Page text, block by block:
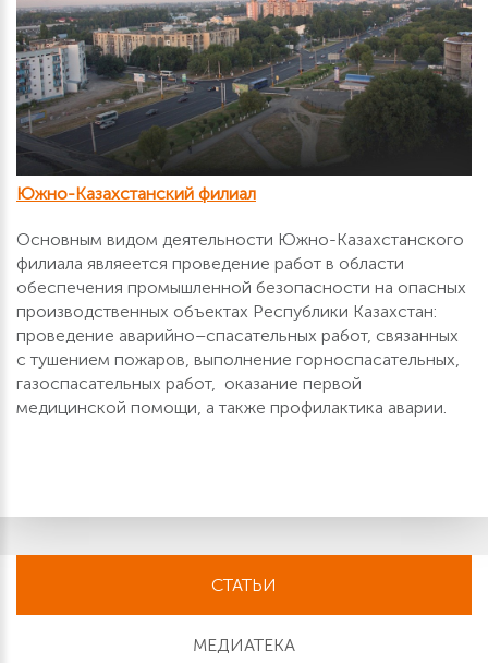
Южно-Казахстанский филиал
Основным видом деятельности Южно-Казахстанского
филиала являеется проведение работ в области
обеспечения промышленной безопасности на опасных
производственных объектах Республики Казахстан:
проведение аварийно–спасательных работ, связанных
с тушением пожаров, выполнение горноспасательных,
газоспасательных работ, оказание первой
медицинской помощи, а также профилактика аварии.
СТАТЬИ
МЕДИАТЕКА